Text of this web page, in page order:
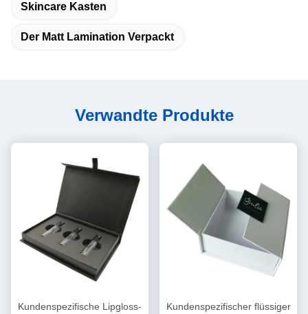
Skincare Kasten
Der Matt Lamination Verpackt
Verwandte Produkte
Kundenspezifische Lipgloss-
Kundenspezifischer flüssiger